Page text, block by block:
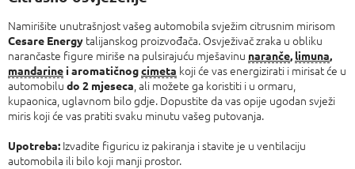
Namirišite unutrašnjost vašeg automobila svježim citrusnim mirisom
Cesare Energy talijanskog proizvođača. Osvježivač zraka u obliku
narančaste figure miriše na pulsirajuću mješavinu naranče, limuna,
mandarine i aromatičnogcimeta koji će vas energizirati i mirisat će u
automobilu do 2 mjeseca , ali možete ga koristiti i u ormaru,
kupaonica, uglavnom bilo gdje. Dopustite da vas opije ugodan svježi
miris koji će vas pratiti svaku minutu vašeg putovanja.
Upotreba: Izvadite figuricu iz pakiranja i stavite je u ventilaciju
automobila ili bilo koji manji prostor.